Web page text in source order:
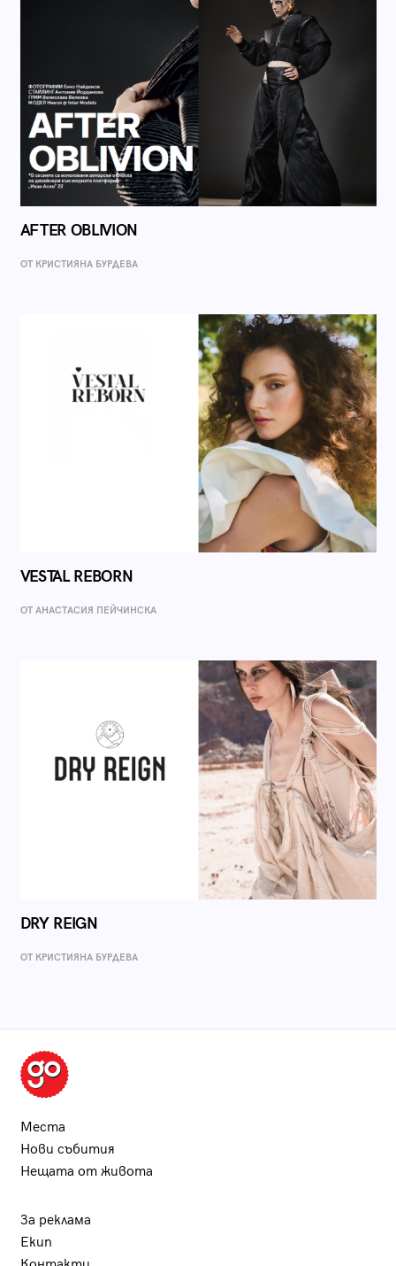
AFTER OBLIVION
ОТ КРИСТИЯНА БУРДЕВА
VESTAL REBORN
ОТ AНАСТАСИЯ ПЕЙЧИНСКА
DRY REIGN
ОТ КРИСТИЯНА БУРДЕВА
Места
Нови събития
Нещата от живота
За реклама
Екип